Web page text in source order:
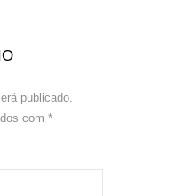
publicado.
com *